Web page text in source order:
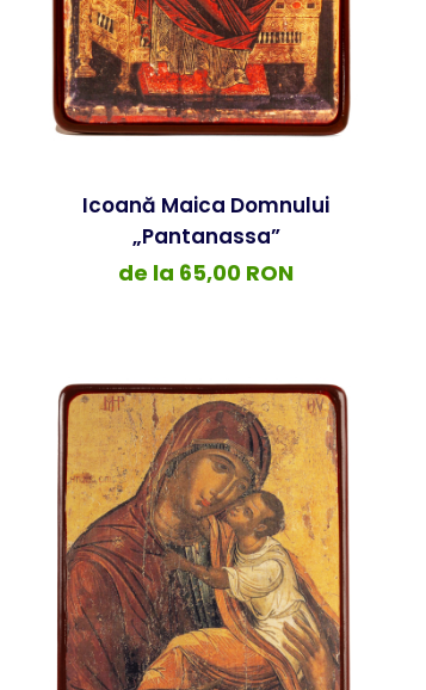
Icoană Maica Domnului
„Pantanassa”
de la 65,00 RON